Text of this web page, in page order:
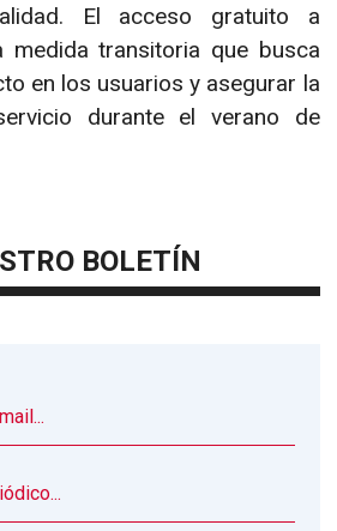
El acceso gratuito a
medida transitoria que busca
en los usuarios y asegurar la
durante el verano de
BOLETÍN